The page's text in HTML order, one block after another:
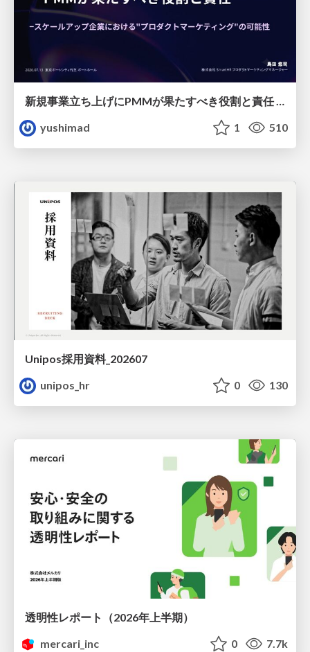
新規事業立ち上げにPMMが果たすべき役割と責任 −スケールアップ企業における"プロダクトマーケティング"の可能性
yushimad
1 510
Unipos採用資料_202607
unipos_hr
0 130
透明性レポート（2026年上半期）
mercari_inc
0 7.7k